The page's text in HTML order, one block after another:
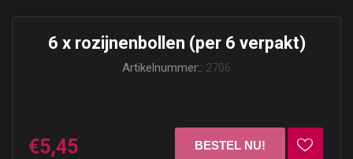
6 x rozijnenbollen (per 6 verpakt)
Artikelnummer:: 2706
€5,45